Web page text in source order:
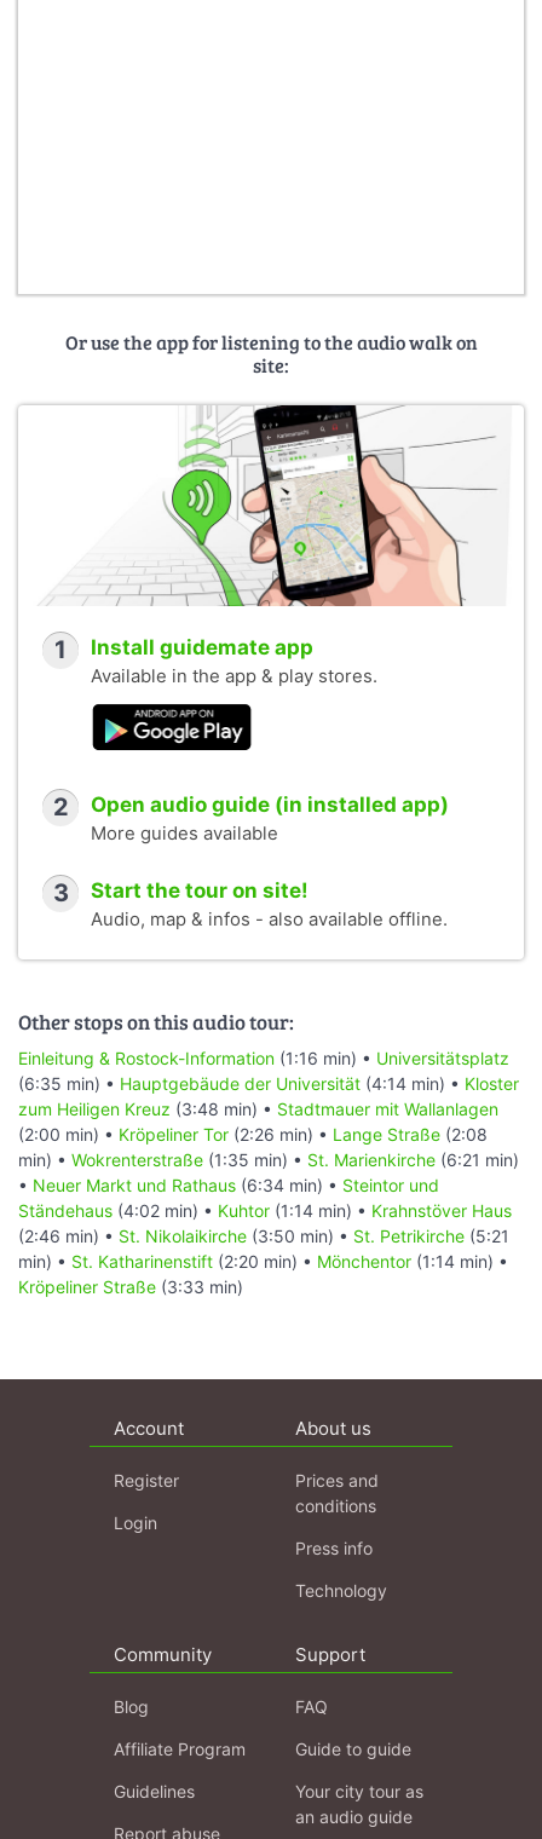
Or use the app for listening to the audio walk on
site:
1 Install guidemate app
Available in the app & play stores.
2 Open audio guide (in installed app)
More guides available
3 Start the tour on site!
Audio, map & infos - also available offline.
Other stops on this audio tour:
Einleitung & Rostock-Information (1:16 min) • Universitätsplatz
(6:35 min) • Hauptgebäude der Universität (4:14 min) • Kloster
zum Heiligen Kreuz (3:48 min) • Stadtmauer mit Wallanlagen
(2:00 min) • Kröpeliner Tor (2:26 min) • Lange Straße (2:08
min) • Wokrenterstraße (1:35 min) • St. Marienkirche (6:21 min)
• Neuer Markt und Rathaus (6:34 min) • Steintor und
Ständehaus (4:02 min) • Kuhtor (1:14 min) • Krahnstöver Haus
(2:46 min) • St. Nikolaikirche (3:50 min) • St. Petrikirche (5:21
min) • St. Katharinenstift (2:20 min) • Mönchentor (1:14 min) •
Kröpeliner Straße (3:33 min)
Account
Register
Login
About us
Prices and
conditions
Press info
Technology
Community
Blog
Affiliate Program
Guidelines
Report abuse
Support
FAQ
Guide to guide
Your city tour as
an audio guide